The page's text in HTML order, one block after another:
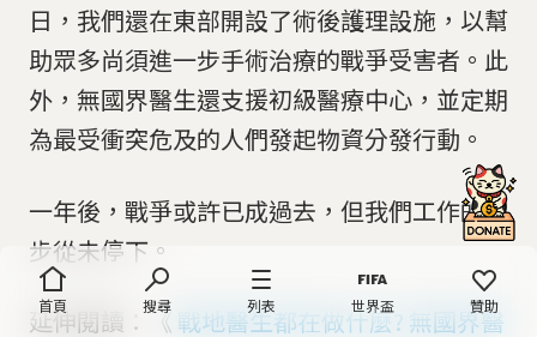
首頁 搜尋 列表 世界盃 贊助
日，我們還在東部開設了術後護理設施，以幫
助眾多尚須進一步手術治療的戰爭受害者。此
外，無國界醫生還支援初級醫療中心，並定期
為最受衝突危及的人們發起物資分發行動。
一年後，戰爭或許已成過去，但我們工作的腳
步從未停下。
延伸閱讀：《 戰地醫生都在做什麼? 無國界醫